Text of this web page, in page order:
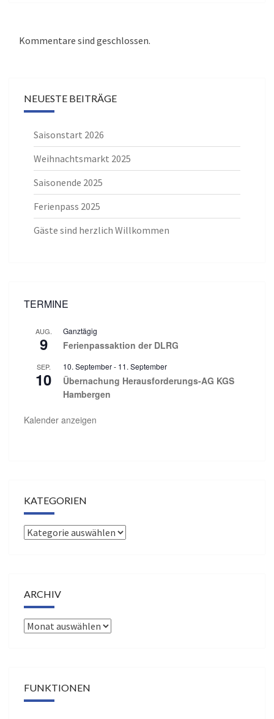
Kommentare sind geschlossen.
NEUESTE BEITRÄGE
Saisonstart 2026
Weihnachtsmarkt 2025
Saisonende 2025
Ferienpass 2025
Gäste sind herzlich Willkommen
TERMINE
AUG.
9
Ganztägig
Ferienpassaktion der DLRG
SEP.
10
10. September- 11. September
Übernachung Herausforderungs-AG KGS
Hambergen
Kalender anzeigen
KATEGORIEN
Kategorien
ARCHIV
Archiv
FUNKTIONEN